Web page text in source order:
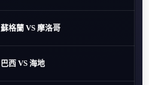
蘇格蘭 VS 摩洛哥
巴西 VS 海地